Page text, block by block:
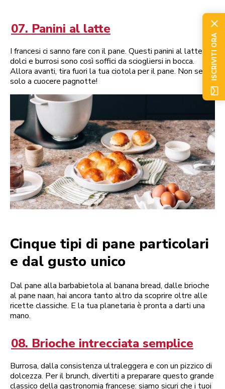
07. Panini al latte
I francesi ci sanno fare con il pane. Questi panini al latte
dolci e burrosi sono così soffici da sciogliersi in bocca.
Allora avanti, tira fuori la tua ciotola per il pane. Non serve
solo a cuocere pagnotte!
Cinque tipi di pane particolari
e dal gusto unico
Dal pane alla barbabietola al banana bread, dalle brioche
al pane naan, hai ancora tanto altro da scoprire oltre alle
ricette classiche. E la tua planetaria è pronta a darti una
mano.
08. Brioche intrecciata semplice
Burrosa, dalla consistenza ultraleggera e con un pizzico di
dolcezza. Per il brunch, divertiti a preparare questo grande
classico della gastronomia francese: siamo sicuri che i tuoi
ISCRIVITI ORA